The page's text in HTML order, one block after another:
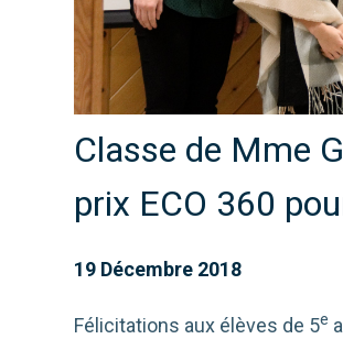
Classe de Mme
prix ECO 360
19 Décembre 2018
Félicitations aux élèves de 5e